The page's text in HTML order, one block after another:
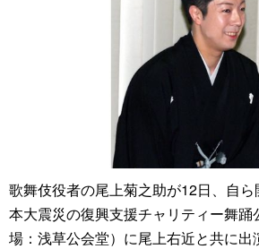
歌舞伎役者の尾上菊之助が12日、自
本大震災の復興支援チャリティー舞踊
場：浅草公会堂）に尾上右近と共に